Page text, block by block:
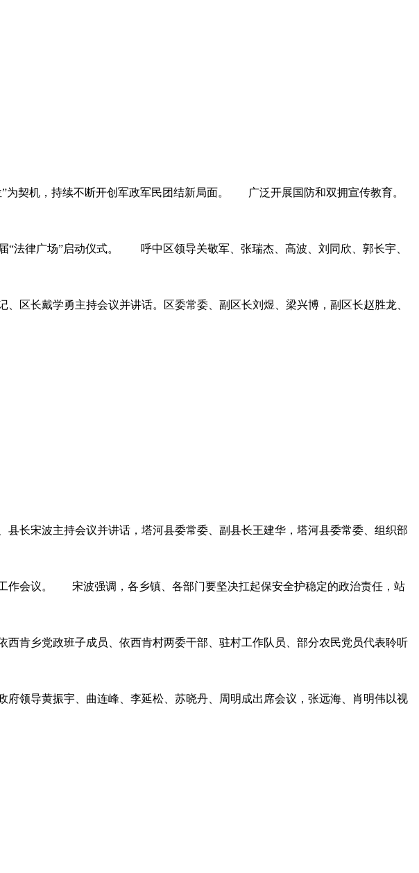
为契机，持续不断开创军政军民团结新局面。 广泛开展国防和双拥宣传教育。
“法律广场”启动仪式。 呼中区领导关敬军、张瑞杰、高波、刘同欣、郭长宇、
区长戴学勇主持会议并讲话。区委常委、副区长刘煜、梁兴博，副区长赵胜龙、
长宋波主持会议并讲话，塔河县委常委、副县长王建华，塔河县委常委、组织部
作会议。 宋波强调，各乡镇、各部门要坚决扛起保安全护稳定的政治责任，站
肯乡党政班子成员、依西肯村两委干部、驻村工作队员、部分农民党员代表聆听
领导黄振宇、曲连峰、李延松、苏晓丹、周明成出席会议，张远海、肖明伟以视